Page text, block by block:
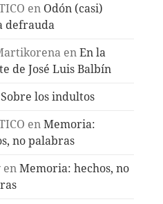
en Odón (casi)
defrauda
enEn la
de José Luis Balbín
Sobre los indultos
enMemoria:
no palabras
enMemoria: hechos, no